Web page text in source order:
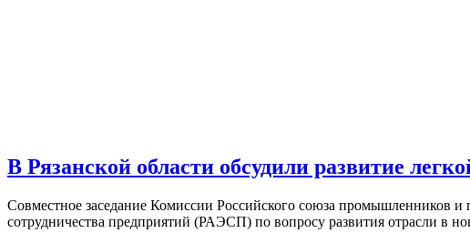
В Рязанской области обсудили развитие
Совместное заседание Комиссии Российского союза промышленников
сотрудничества предприятий (РАЭСП) по вопросу развития отрасли в